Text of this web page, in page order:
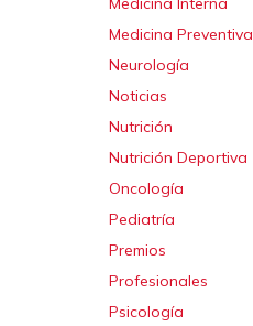
Medicina Preventiva
Neurología
Noticias
Nutrición
Nutrición Deportiva
Oncología
Pediatría
Premios
Profesionales
Psicología